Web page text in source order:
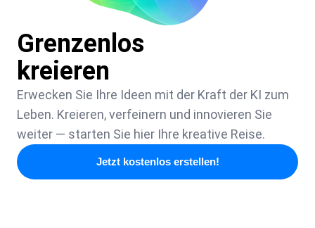
Grenzenlos
kreieren
Erwecken Sie Ihre Ideen mit der Kraft der KI zum
Leben. Kreieren, verfeinern und innovieren Sie
weiter — starten Sie hier Ihre kreative Reise.
Jetzt kostenlos erstellen!